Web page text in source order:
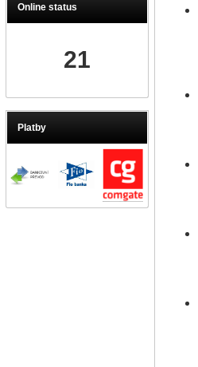
Online status
21
Platby